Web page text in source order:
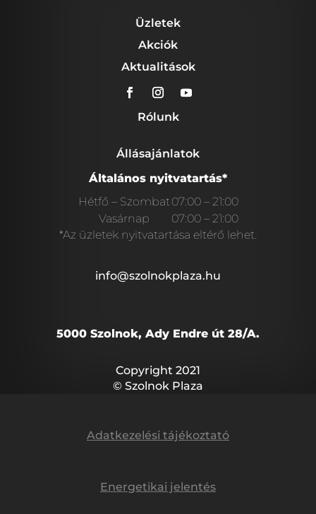
Üzletek
Akciók
Aktualitások
Rólunk
Állásajánlatok
Általános nyitvatartás*
Hétfő – Szombat07:00 – 21:00
Vasárnap
07:00 – 21:00
*Az üzletek nyitvatartása eltérő lehet.
info@szolnokplaza.hu
5000 Szolnok, Ady Endre út 28/A.
Copyright 2021
© Szolnok Plaza
Adatkezelési tájékoztató
Energetikai jelentés